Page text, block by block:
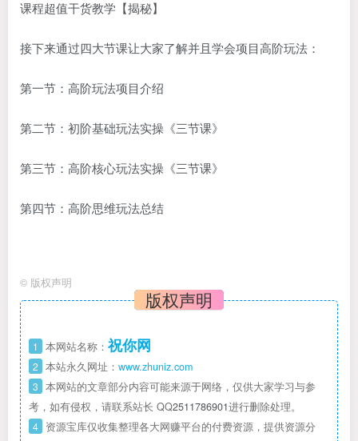
接下来通过四大节课让大家了解并且学会项目高阶玩法：
第一节：高阶玩法项目介绍
第二节：初阶基础玩法实操《三节课》
第三节：高阶核心玩法实操《三节课》
第四节：高阶思维玩法总结
© 版权声明
版权声明
1 本网站名称： 祝你网
2 本站永久网址： www.zhuniz.com
3 本网站的文章部分内容可能来源于网络，仅供大家学习与参
考，如有侵权，请联系站长 QQ2511786901进行删除处理。
4 资源宝库仅收集整理各大网赚平台的付费资源，提供资源分